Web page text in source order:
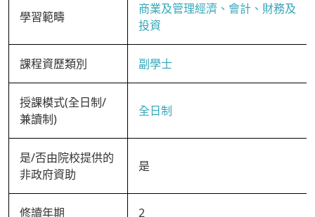
學習範疇
商業及管理經濟、會計、財務及
投資
課程資歷類別 副學士
授課模式(全日制/
兼讀制)
全日制
是/否由院校提供的
非政府資助
是
修讀年期 2